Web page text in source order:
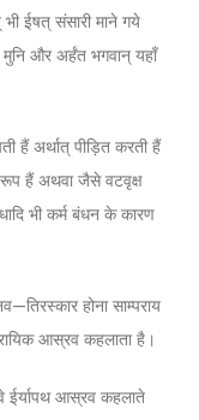
ईषत् संसारी माने गये
और अर्हंत भगवान् यहाँ
हैं अर्थात् पीड़ित करती हैं
रूप हैं अथवा जैसे वटवृक्ष
भी कर्म बंधन के कारण
होना साम्पराय
आस्रव कहलाता है।
वे ईर्यापथ आस्रव कहलाते